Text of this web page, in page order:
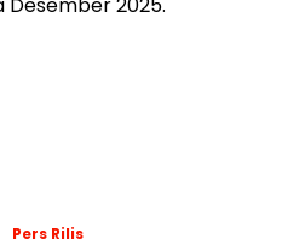
Pers Rilis